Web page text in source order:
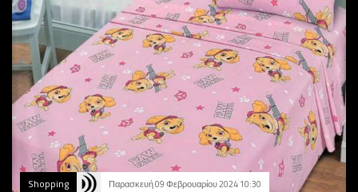
Shopping Παρασκευή 09 Φεβρουαρίου 2024 10:30